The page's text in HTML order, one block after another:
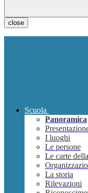
close
Scuola
Panoramica
I luoghi
Le persone
Le carte
La storia
Rilevazioni